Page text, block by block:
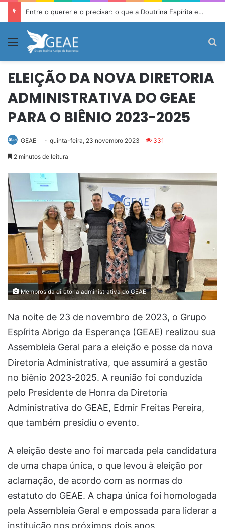
Entre o querer e o precisar: o que a Doutrina Espírita ensina sobre desejo e necessidade
Menu
ELEIÇÃO DA NOVA DIRETORIA
ADMINISTRATIVA DO GEAE
PARA O BIÊNIO 2023-2025
GEAE quinta-feira, 23 novembro 2023 331
2 minutos de leitura
Membros da diretoria administrativa do GEAE
Na noite de 23 de novembro de 2023, o Grupo
Espírita Abrigo da Esperança (GEAE) realizou sua
Assembleia Geral para a eleição e posse da nova
Diretoria Administrativa, que assumirá a gestão
no biênio 2023-2025. A reunião foi conduzida
pelo Presidente de Honra da Diretoria
Administrativa do GEAE, Edmir Freitas Pereira,
que também presidiu o evento.
A eleição deste ano foi marcada pela candidatura
de uma chapa única, o que levou à eleição por
aclamação, de acordo com as normas do
estatuto do GEAE. A chapa única foi homologada
pela Assembleia Geral e empossada para liderar a
instituição nos próximos dois anos.